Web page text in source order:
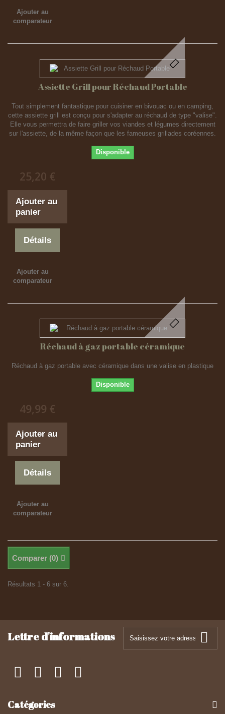
Ajouter au
comparateur
Assiette Grill pour Réchaud Portable
Tout simplement fantastique pour cuisiner en bivouac ou en camping,
cette assiette grill est conçu pour s'adapter au réchaud de type "valise".
Elle vous permettra de faire griller vos viandes et légumes directement
sur l'assiette, de la même façon que les fameuses grillades coréennes.
Disponible
25,20 €
Ajouter au
panier
Détails
Ajouter au
comparateur
Réchaud à gaz portable céramique
Réchaud à gaz portable avec céramique dans une valise en plastique
Disponible
49,99 €
Ajouter au
panier
Détails
Ajouter au
comparateur
Comparer (0)
Résultats 1 - 6 sur 6.
Lettre d'informations
Catégories